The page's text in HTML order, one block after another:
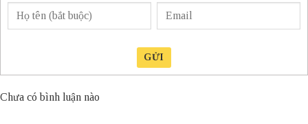
GỬI
Chưa có bình luận nào